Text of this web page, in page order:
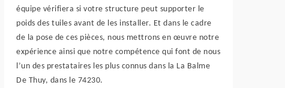
équipe vérifiera si votre structure peut supporter le
poids des tuiles avant de les installer. Et dans le cadre
de la pose de ces pièces, nous mettrons en œuvre notre
expérience ainsi que notre compétence qui font de nous
l’un des prestataires les plus connus dans la La Balme
De Thuy, dans le 74230.